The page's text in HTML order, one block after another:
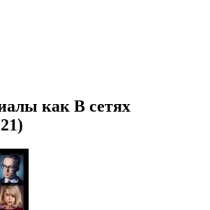
как В сетях